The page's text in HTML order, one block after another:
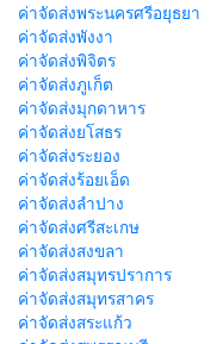
ค่าจัดส่งพระนครศรีอยุธยา
ค่าจัดส่งพังงา
ค่าจัดส่งพิจิตร
ค่าจัดส่งภูเก็ต
ค่าจัดส่งมุกดาหาร
ค่าจัดส่งยโสธร
ค่าจัดส่งระยอง
ค่าจัดส่งร้อยเอ็ด
ค่าจัดส่งลำปาง
ค่าจัดส่งศรีสะเกษ
ค่าจัดส่งสงขลา
ค่าจัดส่งสมุทรปราการ
ค่าจัดส่งสมุทรสาคร
ค่าจัดส่งสระแก้ว